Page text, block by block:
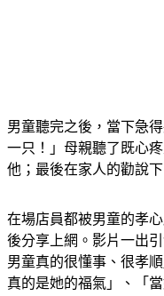
男童聽完之後，當下急
一只！」母親聽了既心
在場店員都被男童的孝
後分享上網。影片一出
男童真的很懂事、很孝